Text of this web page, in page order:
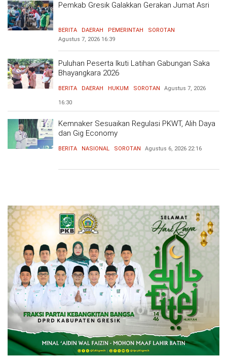
Pemkab Gresik Galakkan Gerakan Jumat Asri
BERITA DAERAH PEMERINTAH
SOROTAN
Agustus 7, 2026 16:39
Puluhan Peserta Ikuti Latihan Gabungan Saka
Bhayangkara 2026
BERITA DAERAH HUKUM SOROTAN Agustus 7, 2026
16:30
Kemnaker Sesuaikan Regulasi PKWT, Alih Daya
dan Gig Economy
BERITA NASIONAL SOROTAN Agustus 6, 2026 22:16